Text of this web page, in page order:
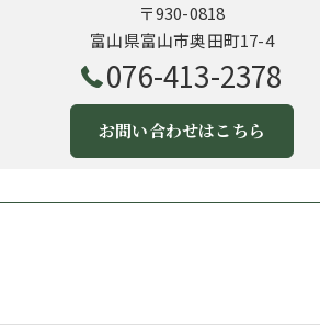
〒930-0818
富山県富山市奥田町17-4
076-413-2378
お問い合わせはこちら